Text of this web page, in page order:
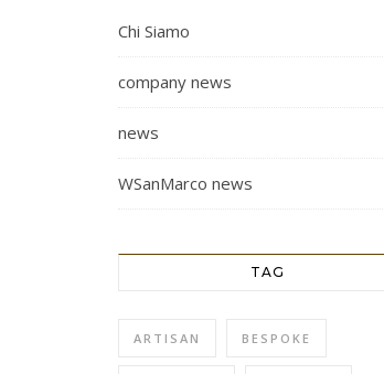
Chi Siamo
company news
news
WSanMarco news
TAG
ARTISAN BESPOKE